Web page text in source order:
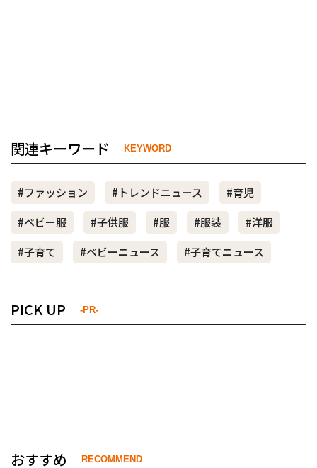
関連キーワード KEYWORD
#ファッション #トレンドニュース
#育児
#ベビー服
#子供服 #服 #服装
#洋服
#子育て
#ベビーニュース #子育てニュース
PICK UP -PR-
おすすめ RECOMMEND